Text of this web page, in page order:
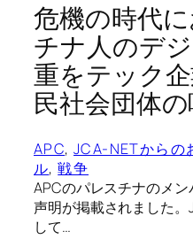
危機の時代
チナ人のデ
重をテック
民社会団体
APC, JCA-NETからの
ル, 戦争
APCのパレスチナのメ
声明が掲載されました
して…